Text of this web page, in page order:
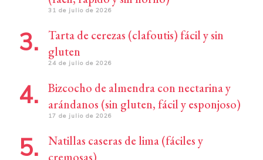
31 de julio de 2026
Tarta de cerezas (clafoutis) fácil y sin
gluten
24 de julio de 2026
Bizcocho de almendra con nectarina y
arándanos (sin gluten, fácil y esponjoso)
17 de julio de 2026
Natillas caseras de lima (fáciles y